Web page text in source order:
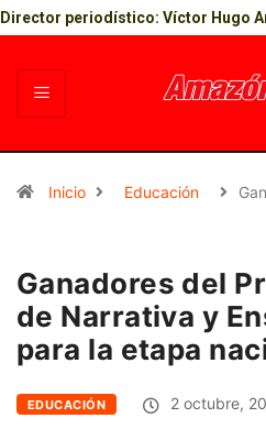
Director periodístico: Víctor Hugo
Inicio Educación
Ganadores del
de Narrativa y
para la etapa
EDUCACIÓN 2 octubre,